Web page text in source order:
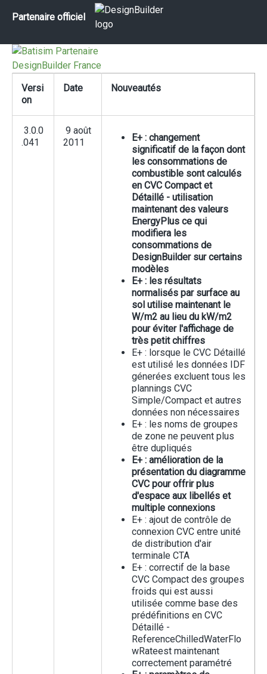
Partenaire officiel
Versi
on
Date Nouveautés
3.0.0
.041
9 août
2011
E+ : changement
significatif de la façon dont
les consommations de
combustible sont calculés
en CVC Compact et
Détaillé - utilisation
maintenant des valeurs
EnergyPlus ce qui
modifiera les
consommations de
DesignBuilder sur certains
modèles
E+ : les résultats
normalisés par surface au
sol utilise maintenant le
W/m2 au lieu du kW/m2
pour éviter l'affichage de
très petit chiffres
E+ : lorsque le CVC Détaillé
est utilisé les données IDF
génerées excluent tous les
plannings CVC
Simple/Compact et autres
données non nécessaires
E+ : les noms de groupes
de zone ne peuvent plus
être dupliqués
E+ : amélioration de la
présentation du diagramme
CVC pour offrir plus
d'espace aux libellés et
multiple connexions
E+ : ajout de contrôle de
connexion CVC entre unité
de distribution d'air
terminale CTA
E+ : correctif de la base
CVC Compact des groupes
froids qui est aussi
utilisée comme base des
prédéfinitions en CVC
Détaillé -
ReferenceChilledWaterFlo
wRateest maintenant
correctement paramétré